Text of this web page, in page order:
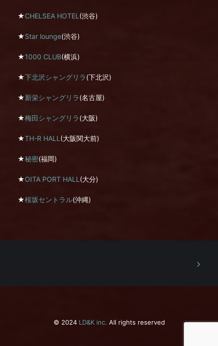
★CHELSEA HOTEL (渋谷)
★Star lounge(渋谷)
★1000 CLUB(横浜)
★下北沢シャングリラ(下北沢)
★新栄シャングリラ(名古屋)
★梅田シャングリラ(大阪)
★TH-R HALL (大阪関大前)
★秘密(福岡)
★OITA PORT HALL (大分)
★桜坂セントラル(沖縄)
© 2024 LD&K inc. All rights reserved